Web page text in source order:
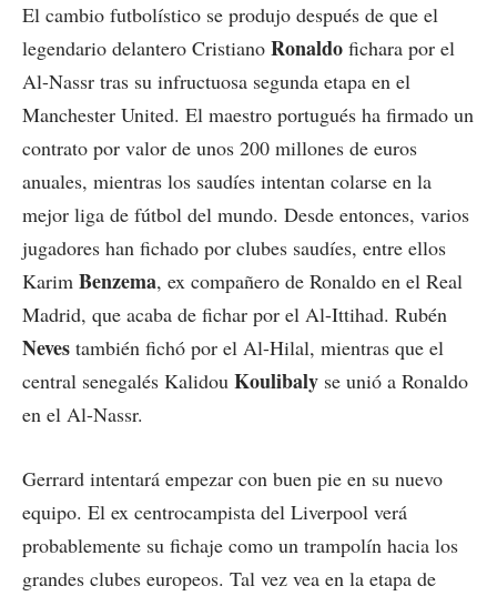
El cambio futbolístico se produjo después de que el
legendario delantero Cristiano Ronaldo fichara por el
Al-Nassr tras su infructuosa segunda etapa en el
Manchester United. El maestro portugués ha firmado un
contrato por valor de unos 200 millones de euros
anuales, mientras los saudíes intentan colarse en la
mejor liga de fútbol del mundo. Desde entonces, varios
jugadores han fichado por clubes saudíes, entre ellos
Karim Benzema, ex compañero de Ronaldo en el Real
Madrid, que acaba de fichar por el Al-Ittihad. Rubén
Neves también fichó por el Al-Hilal, mientras que el
central senegalés Kalidou Koulibaly se unió a Ronaldo
en el Al-Nassr.
Gerrard intentará empezar con buen pie en su nuevo
equipo. El ex centrocampista del Liverpool verá
probablemente su fichaje como un trampolín hacia los
grandes clubes europeos. Tal vez vea en la etapa de